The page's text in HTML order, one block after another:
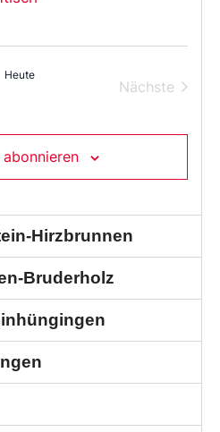
Heute
Nächste
abonnieren
Hirzbrunnen
Bruderholz